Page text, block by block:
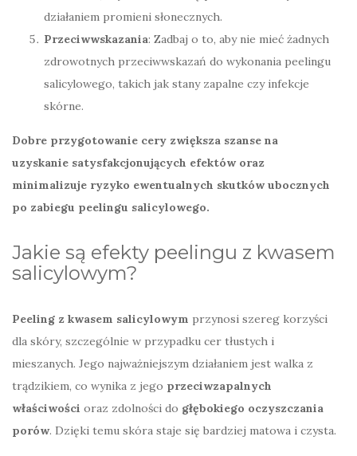
działaniem promieni słonecznych.
Przeciwwskazania: Zadbaj o to, aby nie mieć żadnych
zdrowotnych przeciwwskazań do wykonania peelingu
salicylowego, takich jak stany zapalne czy infekcje
skórne.
Dobre przygotowanie cery zwiększa szanse na
uzyskanie satysfakcjonujących efektów oraz
minimalizuje ryzyko ewentualnych skutków ubocznych
po zabiegu peelingu salicylowego.
Jakie są efekty peelingu z kwasem
salicylowym?
Peeling z kwasem salicylowym przynosi szereg korzyści
dla skóry, szczególnie w przypadku cer tłustych i
mieszanych. Jego najważniejszym działaniem jest walka z
trądzikiem, co wynika z jego przeciwzapalnych
właściwości oraz zdolności do głębokiego oczyszczania
porów. Dzięki temu skóra staje się bardziej matowa i czysta.